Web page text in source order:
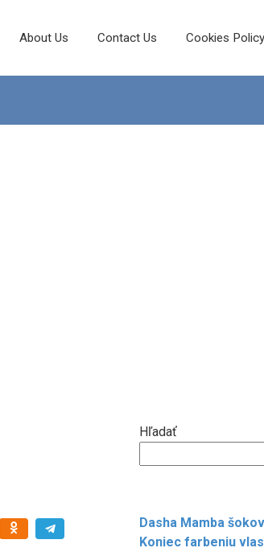
About Us Contact Us Cookies Policy
Hľadať
Dasha Mamba
Koniec farbeniu